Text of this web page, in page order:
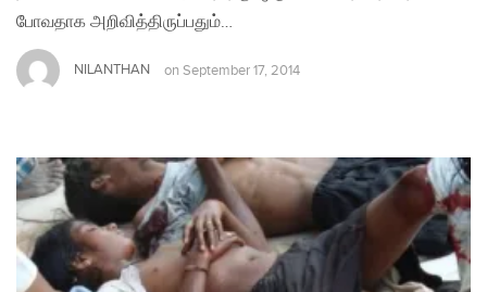
போவதாக அறிவித்திருப்பதும்…
NILANTHAN on September 17, 2014